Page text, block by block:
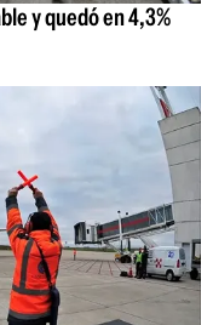
y quedó en 4,3%